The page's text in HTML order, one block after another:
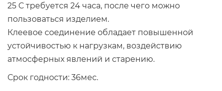
25 С требуется 24 часа, после чего можно
пользоваться изделием.
Клеевое соединение обладает повышенной
устойчивостью к нагрузкам, воздействию
атмосферных явлений и старению.
Срок годности: 36мес.